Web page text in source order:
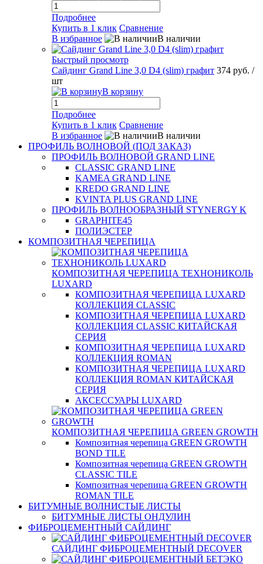
Подробнее
Купить в 1 клик Сравнение
В избранное
В наличии
Быстрый просмотр
Сайдинг Grand Line 3,0 D4 (slim) графит 374 руб. /
шт
В корзину
Подробнее
Купить в 1 клик Сравнение
В избранное
В наличии
ПРОФИЛЬ ВОЛНОВОЙ (ПОД ЗАКАЗ)
ПРОФИЛЬ ВОЛНОВОЙ GRAND LINE
CLASSIC GRAND LINE
KAMEA GRAND LINE
KREDO GRAND LINE
KVINTA PLUS GRAND LINE
ПРОФИЛЬ ВОЛНООБРАЗНЫЙ STYNERGY K
GRAPHITE45
ПОЛИЭСТЕР
КОМПОЗИТНАЯ ЧЕРЕПИЦА
КОМПОЗИТНАЯ ЧЕРЕПИЦА ТЕХНОНИКОЛЬ
LUXARD
КОМПОЗИТНАЯ ЧЕРЕПИЦА LUXARD
КОЛЛЕКЦИЯ CLASSIC
КОМПОЗИТНАЯ ЧЕРЕПИЦА LUXARD
КОЛЛЕКЦИЯ CLASSIC КИТАЙСКАЯ
СЕРИЯ
КОМПОЗИТНАЯ ЧЕРЕПИЦА LUXARD
КОЛЛЕКЦИЯ ROMAN
КОМПОЗИТНАЯ ЧЕРЕПИЦА LUXARD
КОЛЛЕКЦИЯ ROMAN КИТАЙСКАЯ
СЕРИЯ
АКСЕССУАРЫ LUXARD
КОМПОЗИТНАЯ ЧЕРЕПИЦА GREEN GROWTH
Композитная черепица GREEN GROWTH
BOND TILE
Композитная черепица GREEN GROWTH
CLASSIC TILE
Композитная черепица GREEN GROWTH
ROMAN TILE
БИТУМНЫЕ ВОЛНИСТЫЕ ЛИСТЫ
БИТУМНЫЕ ЛИСТЫ ОНДУЛИН
ФИБРОЦЕМЕНТНЫЙ САЙДИНГ
САЙДИНГ ФИБРОЦЕМЕНТНЫЙ DECOVER